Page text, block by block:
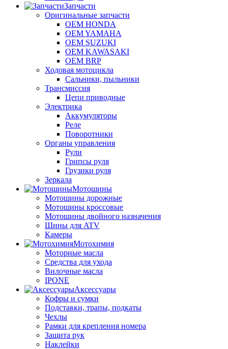
Запчасти
Оригинальные запчасти
OEM HONDA
OEM YAMAHA
OEM SUZUKI
OEM KAWASAKI
OEM BRP
Ходовая мотоцикла
Сальники, пыльники
Трансмиссия
Цепи приводные
Электрика
Аккумуляторы
Реле
Поворотники
Органы управления
Рули
Грипсы руля
Грузики руля
Зеркала
Мотошины
Мотошины дорожные
Мотошины кроссовые
Мотошины двойного назначения
Шины для ATV
Камеры
Мотохимия
Моторные масла
Средства для ухода
Вилочные масла
IPONE
Аксессуары
Кофры и сумки
Подставки, трапы, подкаты
Чехлы
Рамки для крепления номера
Защита рук
Наклейки